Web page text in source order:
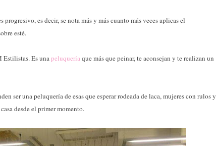
es decir, se nota más y más cuanto más veces aplicas el
esté.
Es unapeluqueríaque más que peinar, te aconsejan y te realizan un
ser una peluquería de esas que esperar rodeada de laca, mujeres con rulos y
desde el primer momento.